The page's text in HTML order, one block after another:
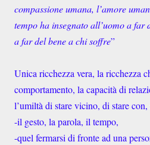
compassione umana, l’amore
tempo ha insegnato all’uomo a far
a far del bene a chi soffre”
Unica ricchezza vera, la ricchezza
comportamento, la capacità di
l’umiltà di stare vicino, di stare con,
-il gesto, la parola, il tempo,
-quel fermarsi di fronte ad una